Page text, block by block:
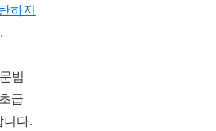
하지
법
급
다.